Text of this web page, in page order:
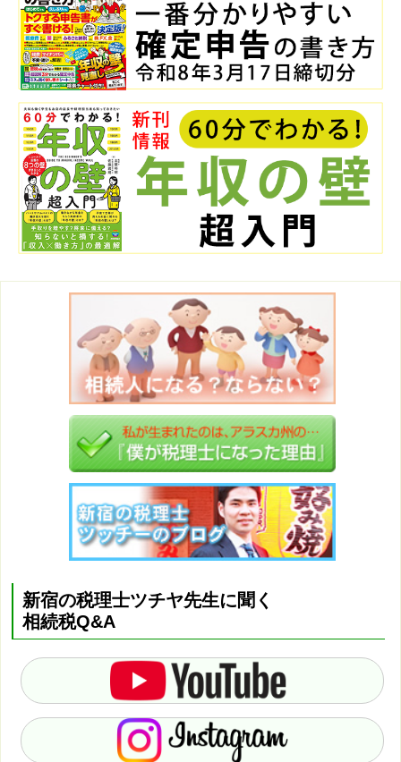
新宿の税理士ツチヤ先生に聞く
相続税Q&A